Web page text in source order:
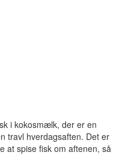
i kokosmælk, der er en
travl hverdagsaften. Det er
at spise fisk om aftenen, så